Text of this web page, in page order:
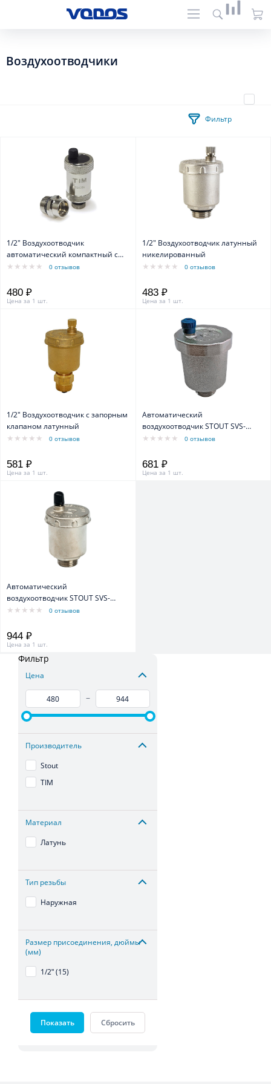
Воздухоотводчики
Фильтр
1/2" Воздухоотводчик
автоматический компактный с
запорным клапаном
0 отзывов
480 ₽
Цена за 1 шт.
1/2" Воздухоотводчик латунный
никелированный
0 отзывов
483 ₽
Цена за 1 шт.
1/2" Воздухоотводчик с запорным
клапаном латунный
0 отзывов
581 ₽
Цена за 1 шт.
Автоматический
воздухоотводчик STOUT SVS-
1011-000015, прямое
1/2", латунь, уплотнительное
кольцо - NBR
0 отзывов
681 ₽
Цена за 1 шт.
Автоматический
воздухоотводчик STOUT SVS-
0011-000015, прямое
1/2", латунь
0 отзывов
944 ₽
Цена за 1 шт.
Фильтр
Цена
–
Производитель
Stout
TIM
Материал
Латунь
Тип резьбы
Наружная
Размер присоединения, дюймы
(мм)
1/2ʺ (15)
Показать Сбросить